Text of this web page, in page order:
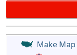
Make Map